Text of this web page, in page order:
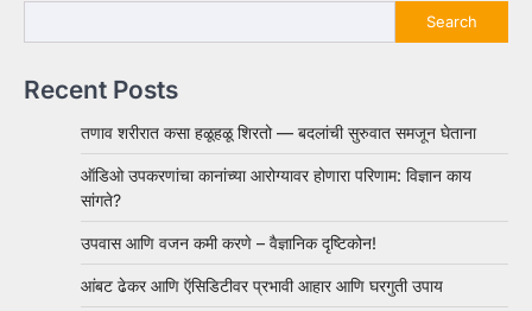
Search
Recent Posts
तणाव शरीरात कसा हळूहळू शिरतो — बदलांची सुरुवात समजून घेताना
ऑडिओ उपकरणांचा कानांच्या आरोग्यावर होणारा परिणाम: विज्ञान काय
सांगते?
उपवास आणि वजन कमी करणे – वैज्ञानिक दृष्टिकोन!
आंबट ढेकर आणि ऍसिडिटीवर प्रभावी आहार आणि घरगुती उपाय